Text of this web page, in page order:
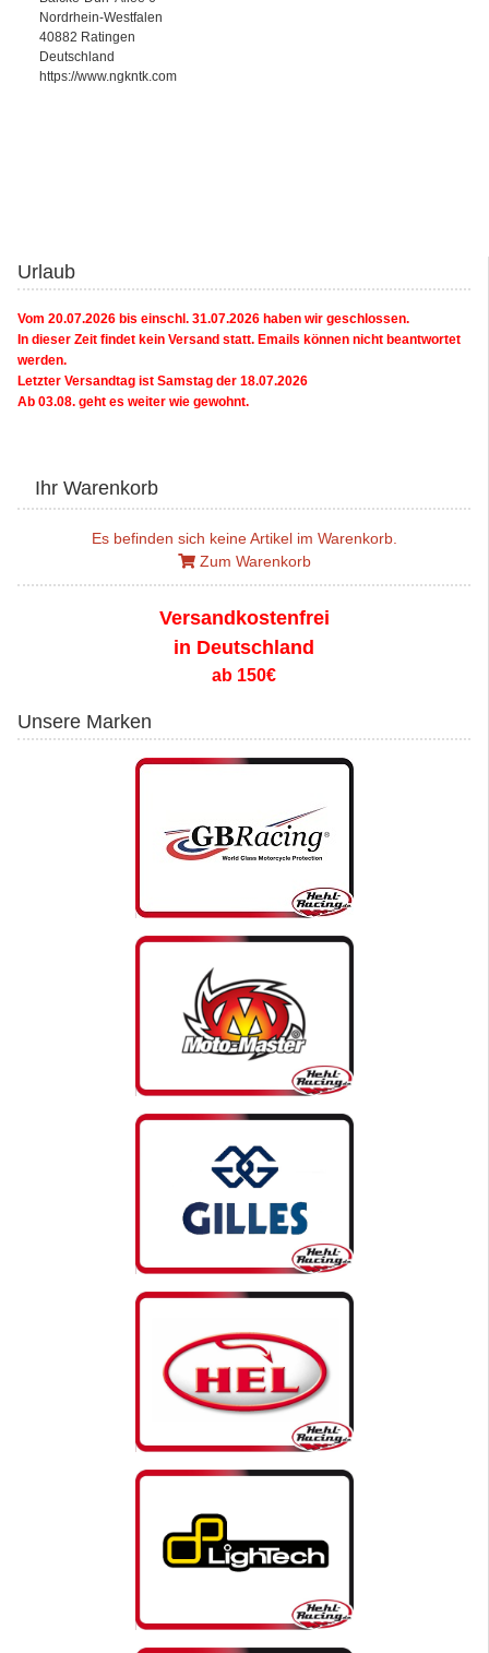
Nordrhein-Westfalen
40882 Ratingen
Deutschland
https://www.ngkntk.com
Urlaub
Vom 20.07.2026 bis einschl. 31.07.2026 haben wir geschlossen.
In dieser Zeit findet kein Versand statt. Emails können nicht beantwortet
werden.
Letzter Versandtag ist Samstag der 18.07.2026
Ab 03.08. geht es weiter wie gewohnt.
Ihr Warenkorb
Es befinden sich keine Artikel im Warenkorb.
Zum Warenkorb
Versandkostenfrei
in Deutschland
ab 150€
Unsere Marken